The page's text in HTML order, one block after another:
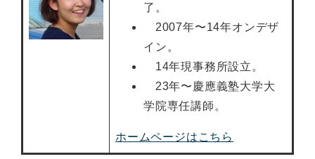
了。
2007年〜14年オンデザ
イン。
14年現事務所設立。
23年〜慶應義塾大学大
学院専任講師。
ホームページはこちら